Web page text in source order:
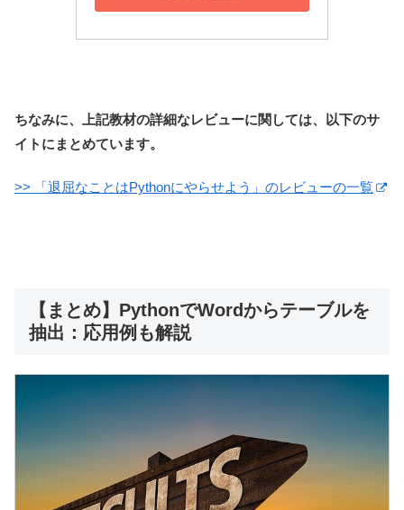
ちなみに、上記教材の詳細なレビューに関しては、以下のサ
イトにまとめています。
>> 「退屈なことはPythonにやらせよう」のレビューの一覧
【まとめ】PythonでWordからテーブルを
抽出：応用例も解説